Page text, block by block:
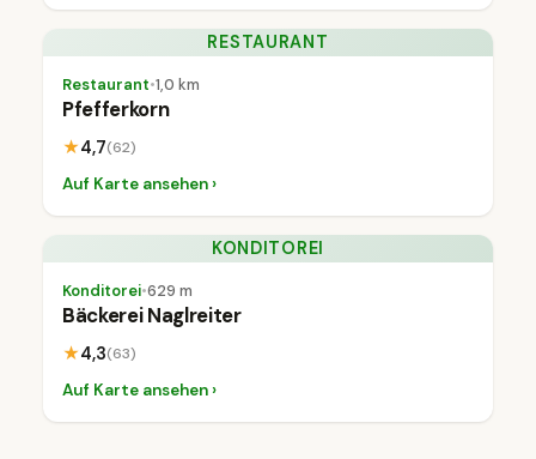
RESTAURANT
Restaurant•1,0 km
Pfefferkorn
★4,7(62)
Auf Karte ansehen ›
KONDITOREI
Konditorei•629 m
Bäckerei Naglreiter
★4,3(63)
Auf Karte ansehen ›